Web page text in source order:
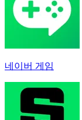
네이버 게임